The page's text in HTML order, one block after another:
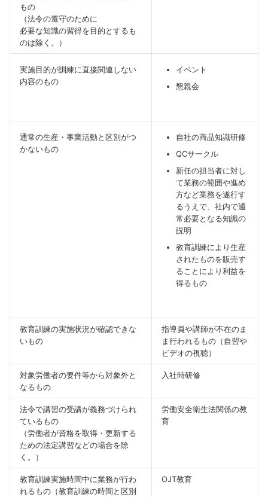
もの
（法令の遵守のために
必要な知識の習得を目的とするも
のは除く。）
実施目的が訓練に直接関連しない
内容のもの
イベント
懇親会
通常の生産・事業活動と区別がつ
かないもの
自社の商品知識研修
QCサークル
新任の担当者に対し
て業務の範囲や進め
方など業務を遂行す
るうえで、社内で通
常必要となる知識の
説明
教育訓練により生産
されたものを販売す
ることにより利益を
得るもの
教育訓練の実施状況が確認できな
いもの
指導員や講師が不在のま
ま行われるもの（自習や
ビデオの視聴）
対象労働者の要件等から対象外と
なるもの
入社時研修
法令で講習の受講が義務づけられ
ているもの
（労働者が資格を取得・更新する
ための法定講習などの場合を除
く。）
労働安全衛生法関係の教
育
教育訓練実施時間中に業務が行わ
れるもの（教育訓練の時間と区別
OJT教育